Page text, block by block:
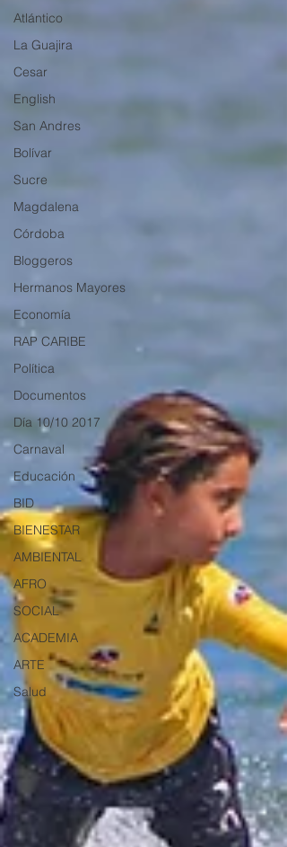
Atlántico
La Guajira
Cesar
English
San Andres
Bolívar
Sucre
Magdalena
Córdoba
Bloggeros
Hermanos Mayores
Economía
RAP CARIBE
Política
Documentos
Día 10/10 2017
Carnaval
Educación
BID
BIENESTAR
AMBIENTAL
AFRO
SOCIAL
ACADEMIA
ARTE
Salud